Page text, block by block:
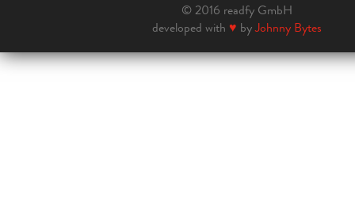
© 2016 readfy GmbH
developed with ♥ byJohnny Bytes